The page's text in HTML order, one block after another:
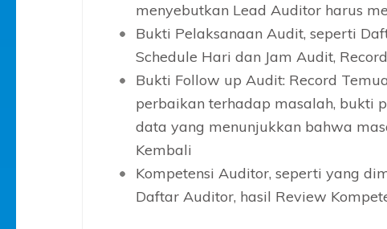
menyebutkan Lead Auditor harus
Bukti Pelaksanaan Audit, seperti
Schedule Hari dan Jam Audit,
Bukti Follow up Audit: Record
perbaikan terhadap masalah, bukti
data yang menunjukkan bahwa
Kembali
Kompetensi Auditor, seperti yang
Daftar Auditor, hasil Review